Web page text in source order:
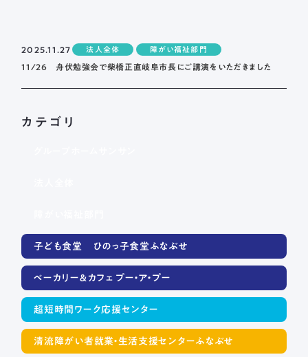
岐阜市超短時間ワーク
応援センター
法人本部 TEL ： 058-244-0027
受付時間 ： 平日 9:00 ~ 17:00
2025.11.27 法人全体 障がい福祉部門
11/26 舟伏勉強会で柴橋正直岐阜市長にご講演をいただきました
カテゴリ
子ども食堂 ひのっ子食堂ふなぶせ
ベーカリー＆カフェ プー・ア・プー
超短時間ワーク応援センター
清流障がい者就業・生活支援センターふなぶせ